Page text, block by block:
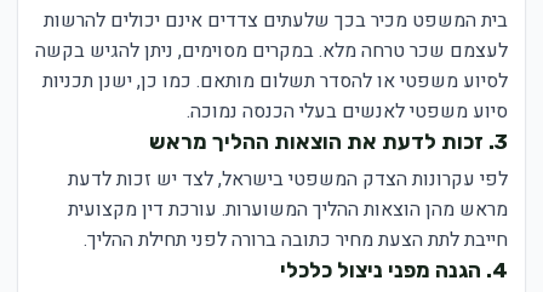
בית המשפט מכיר בכך שלעתים צדדים אינם יכולים להרשות
לעצמם שכר טרחה מלא. במקרים מסוימים, ניתן להגיש בקשה
לסיוע משפטי או להסדר תשלום מותאם. כמו כן, ישנן תכניות
סיוע משפטי לאנשים בעלי הכנסה נמוכה.
3. זכות לדעת את הוצאות ההליך מראש
לפי עקרונות הצדק המשפטי בישראל, לצד יש זכות לדעת
מראש מהן הוצאות ההליך המשוערות. עורכת דין מקצועית
חייבת לתת הצעת מחיר כתובה ברורה לפני תחילת ההליך.
4. הגנה מפני ניצול כלכלי